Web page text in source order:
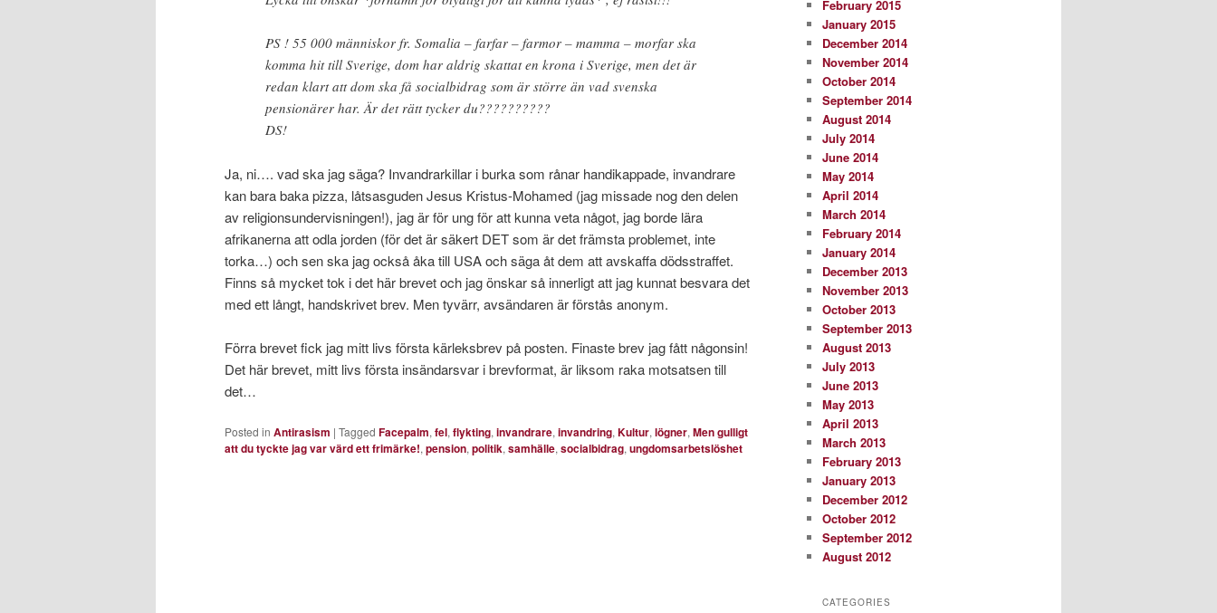
PS ! 55 000 människor fr. Somalia – farfar – farmor – mamma – morfar ska
komma hit till Sverige, dom har aldrig skattat en krona i Sverige, men det är
redan klart att dom ska få socialbidrag som är större än vad svenska
pensionärer har. Är det rätt tycker du??????????
DS!
Ja, ni…. vad ska jag säga? Invandrarkillar i burka som rånar handikappade, invandrare
kan bara baka pizza, låtsasguden Jesus Kristus-Mohamed (jag missade nog den delen
av religionsundervisningen!), jag är för ung för att kunna veta något, jag borde lära
afrikanerna att odla jorden (för det är säkert DET som är det främsta problemet, inte
torka…) och sen ska jag också åka till USA och säga åt dem att avskaffa dödsstraffet.
Finns så mycket tok i det här brevet och jag önskar så innerligt att jag kunnat besvara det
med ett långt, handskrivet brev. Men tyvärr, avsändaren är förstås anonym.
Förra brevet fick jag mitt livs första kärleksbrev på posten. Finaste brev jag fått någonsin!
Det här brevet, mitt livs första insändarsvar i brevformat, är liksom raka motsatsen till
det…
Posted in Antirasism | Tagged Facepalm, fel, flykting, invandrare, invandring, Kultur, lögner, Men gulligt
att du tyckte jag var värd ett frimärke!, pension, politik, samhälle, socialbidrag, ungdomsarbetslöshet
February 2015
January 2015
December 2014
November 2014
October 2014
September 2014
August 2014
July 2014
June 2014
May 2014
April 2014
March 2014
February 2014
January 2014
December 2013
November 2013
October 2013
September 2013
August 2013
July 2013
June 2013
May 2013
April 2013
March 2013
February 2013
January 2013
December 2012
October 2012
September 2012
August 2012
CATEGORIES